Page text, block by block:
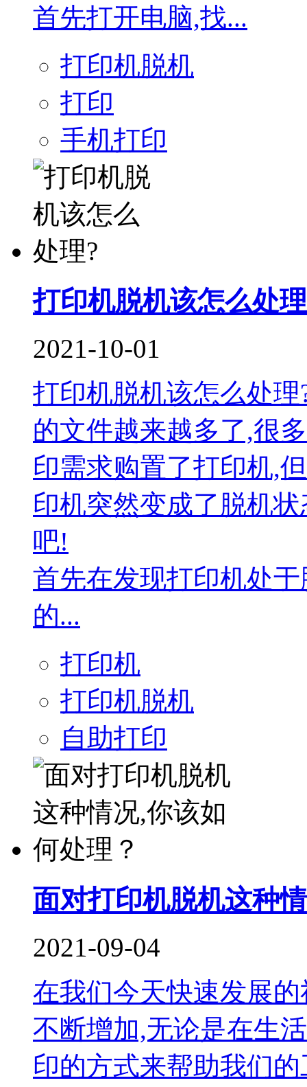
首先打开电脑,找...
打印机脱机
打印
手机打印
打印机脱机该怎么处
2021-10-01
打印机脱机该怎么处
的文件越来越多了,很
印需求购置了打印机,
印机突然变成了脱机
吧!
首先在发现打印机处
的...
打印机
打印机脱机
自助打印
面对打印机脱机这种
2021-09-04
在我们今天快速发展
不断增加,无论是在生
印的方式来帮助我们